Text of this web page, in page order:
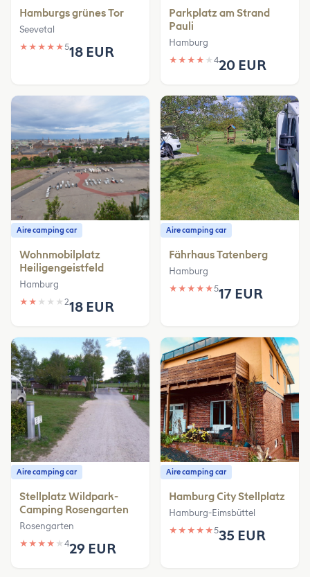
Hamburgs grünes Tor
Seevetal
★ ★ ★ ★ ★518 EUR
Parkplatz am Strand
Pauli
Hamburg
★ ★ ★ ★ ★ 420 EUR
Aire camping car
Wohnmobilplatz
Heiligengeistfeld
Hamburg
★ ★ ★ ★ ★ 218 EUR
Aire camping car
Fährhaus Tatenberg
Hamburg
★ ★ ★ ★ ★517 EUR
Aire camping car
Stellplatz Wildpark-
Camping Rosengarten
Rosengarten
★ ★ ★ ★ ★ 429 EUR
Aire camping car
Hamburg City Stellplatz
Hamburg-Eimsbüttel
★ ★ ★ ★ ★535 EUR